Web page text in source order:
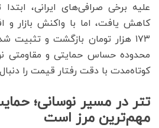
کاهش یافت، اما با واکنش بازار و
۱۷۳ هزار تومان بازگشت و تثبیت
محدوده حساس حمایتی و مقاومتی
کوتاه‌مدت با دقت رفتار قیمت را
مهم‌ترین مرز است